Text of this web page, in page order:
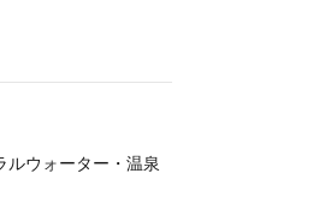
ルウォーター・温泉